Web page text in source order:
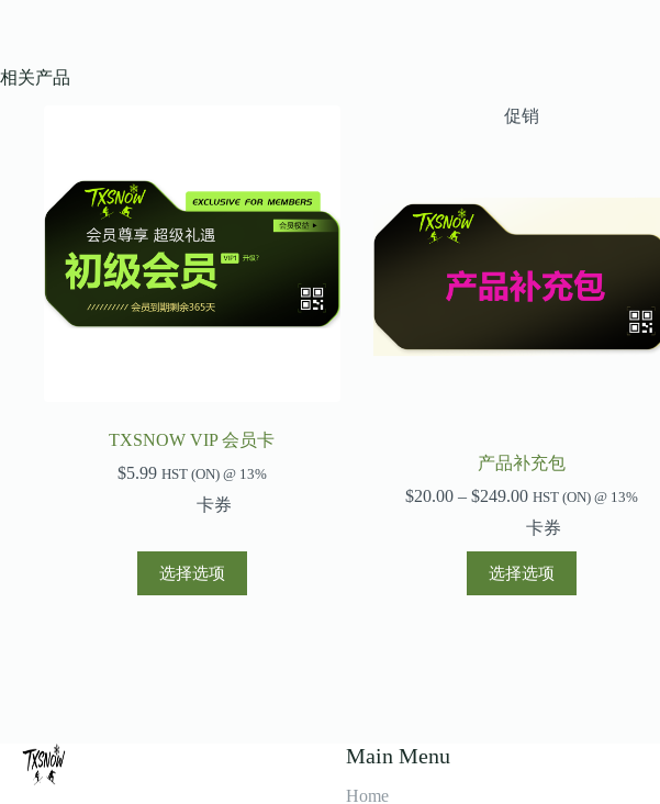
相关产品
TXSNOW VIP 会员卡
$5.99 HST (ON) @ 13%
卡券
选择选项
本
产
促销
产品补充包
$20.00 – $249.00价
格
范
围：
$20.00
HST (ON) @ 13%
卡券
选择选项
本
产
Main Menu
Home